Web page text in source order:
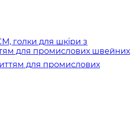
голки для шкіри з
для промислових швейних